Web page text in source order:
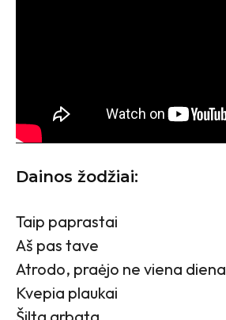
Dainos žodžiai:
Taip paprastai
Aš pas tave
Atrodo, praėjo ne viena diena
Kvepia plaukai